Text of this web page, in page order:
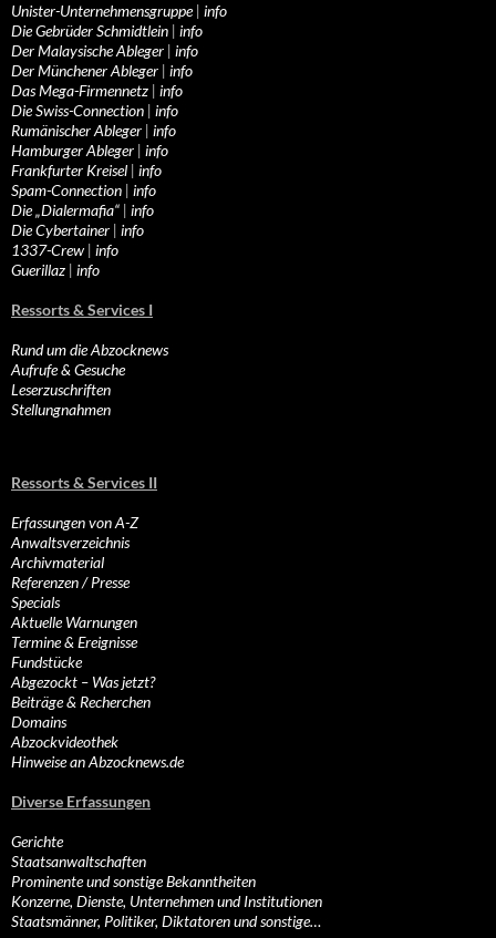
Unister-Unternehmensgruppe| info
Die Gebrüder Schmidtlein | info
Der Malaysische Ableger | info
Der Münchener Ableger | info
Das Mega-Firmennetz | info
Die Swiss-Connection | info
Rumänischer Ableger | info
Hamburger Ableger | info
Frankfurter Kreisel | info
Spam-Connection | info
Die „Dialermafia“ | info
Die Cybertainer | info
1337-Crew | info
Guerillaz | info
Ressorts & Services I
Rund um die Abzocknews
Aufrufe & Gesuche
Leserzuschriften
Stellungnahmen
Ressorts & Services II
Erfassungen von A-Z
Anwaltsverzeichnis
Archivmaterial
Referenzen / Presse
Specials
Aktuelle Warnungen
Termine & Ereignisse
Fundstücke
Abgezockt – Was jetzt?
Beiträge & Recherchen
Domains
Abzockvideothek
Hinweise an Abzocknews.de
Diverse Erfassungen
Gerichte
Staatsanwaltschaften
Prominente und sonstige Bekanntheiten
Konzerne, Dienste, Unternehmen und Institutionen
Staatsmänner, Politiker, Diktatoren und sonstige…